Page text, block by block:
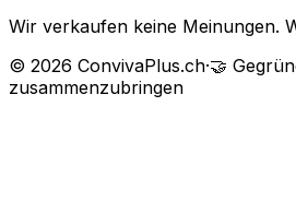
Wir verkaufen keine Meinungen.
© 2026 ConvivaPlus.ch·🤝
zusammenzubringen